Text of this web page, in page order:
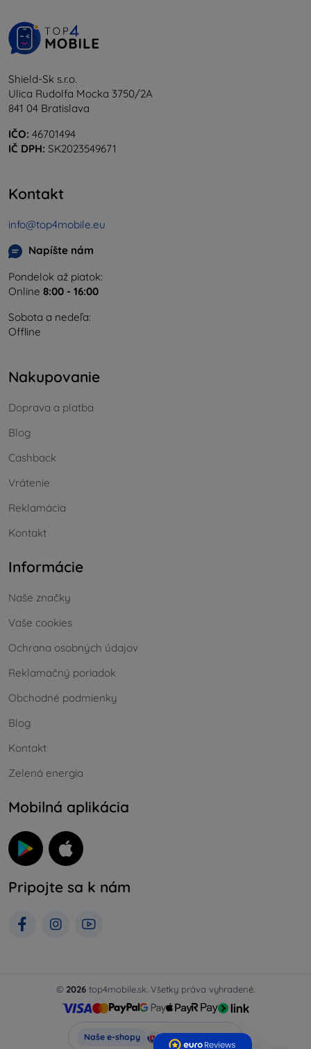
Shield-Sk s.r.o.
Ulica Rudolfa Mocka 3750/2A
841 04 Bratislava
IČO: 46701494
IČ DPH: SK2023549671
Kontakt
info@top4mobile.eu
Napíšte nám
Pondelok až piatok:
Online 8:00 - 16:00
Sobota a nedeľa:
Offline
Nakupovanie
Doprava a platba
Blog
Cashback
Vrátenie
Reklamácia
Kontakt
Informácie
Naše značky
Vaše cookies
Ochrana osobných údajov
Reklamačný poriadok
Obchodné podmienky
Blog
Kontakt
Zelená energia
Mobilná aplikácia
Pripojte sa k nám
© 2026 top4mobile.sk. Všetky práva vyhradené.
Naše e-shopy Top4Mobile.sk